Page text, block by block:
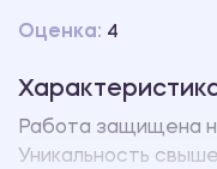
Оценка: 4
Работа защищена
Уникальность